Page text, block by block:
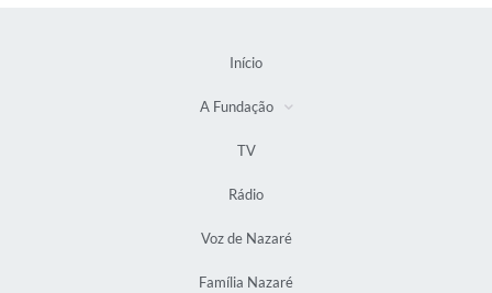
Início
A Fundação
TV
Rádio
Voz de Nazaré
Família Nazaré